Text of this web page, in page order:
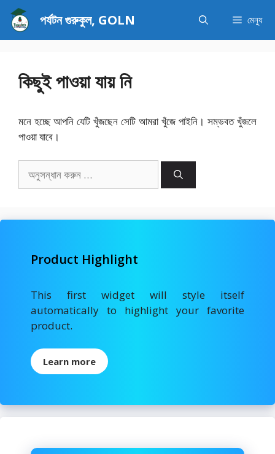
এড়িেয়
লেখায়
যান
পর্যটন গুরুকুল, GOLN মেন্যু
কিছুই পাওয়া যায় নি
মনে হচ্ছে আপনি যেটি খুঁজছেন সেটি আমরা খুঁজে পাইনি। সম্ভবত খুঁজলে
পাওয়া যাবে।
Product Highlight
This first widget will style itself
automatically to highlight your favorite
product.
Learn more